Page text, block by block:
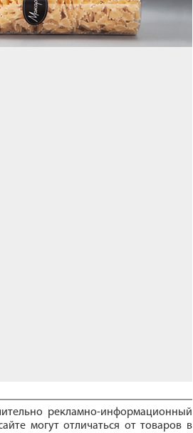
рекламно-информационный
могут отличаться от товаров в